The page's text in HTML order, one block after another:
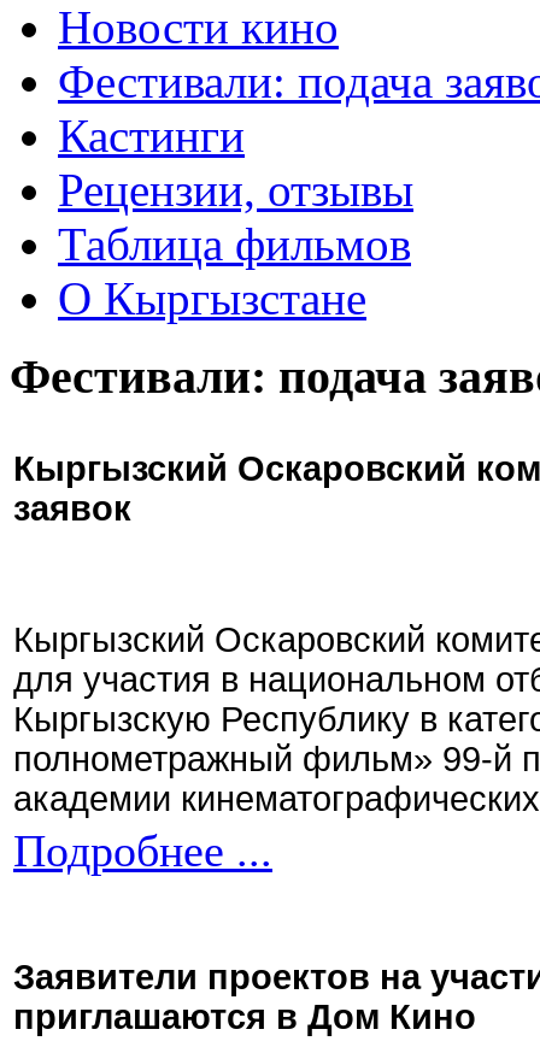
Новости кино
Фестивали: подача
Кастинги
Рецензии, отзывы
Таблица фильмов
О Кыргызстане
Фестивали: подача
Кыргызский Оскаровский
заявок
Кыргызский Оскаровский
для участия в национальном
Кыргызскую Республику в
полнометражный фильм» 99-й
академии
Подробнее ...
Заявители проектов на
приглашаются в Дом Кино